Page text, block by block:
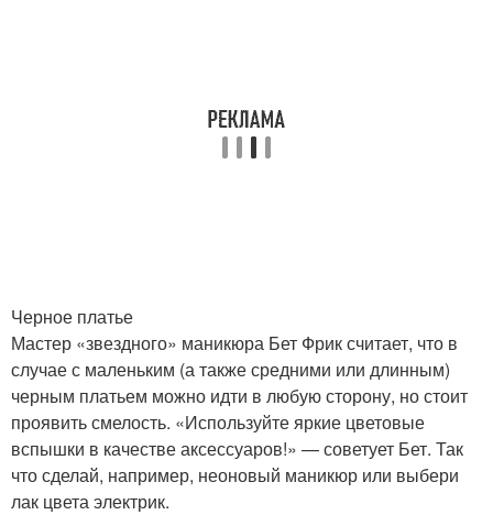
Черное платье
Мастер «звездного» маникюра Бет Фрик считает, что в
случае с маленьким (а также средними или длинным)
черным платьем можно идти в любую сторону, но стоит
проявить смелость. «Используйте яркие цветовые
вспышки в качестве аксессуаров!» — советует Бет. Так
что сделай, например, неоновый маникюр или выбери
лак цвета электрик.